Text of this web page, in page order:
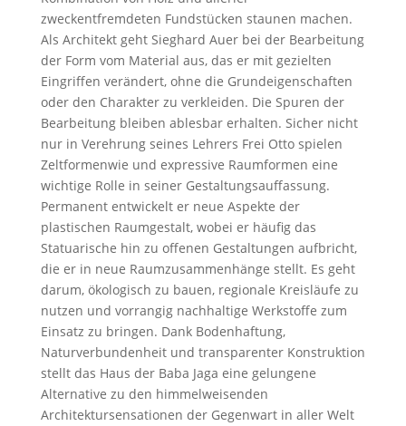
zweckentfremdeten Fundstücken staunen machen.
Als Architekt geht Sieghard Auer bei der Bearbeitung
der Form vom Material aus, das er mit gezielten
Eingriffen verändert, ohne die Grundeigenschaften
oder den Charakter zu verkleiden. Die Spuren der
Bearbeitung bleiben ablesbar erhalten. Sicher nicht
nur in Verehrung seines Lehrers Frei Otto spielen
Zeltformenwie und expressive Raumformen eine
wichtige Rolle in seiner Gestaltungsauffassung.
Permanent entwickelt er neue Aspekte der
plastischen Raumgestalt, wobei er häufig das
Statuarische hin zu offenen Gestaltungen aufbricht,
die er in neue Raumzusammenhänge stellt. Es geht
darum, ökologisch zu bauen, regionale Kreisläufe zu
nutzen und vorrangig nachhaltige Werkstoffe zum
Einsatz zu bringen. Dank Bodenhaftung,
Naturverbundenheit und transparenter Konstruktion
stellt das Haus der Baba Jaga eine gelungene
Alternative zu den himmelweisenden
Architektursensationen der Gegenwart in aller Welt